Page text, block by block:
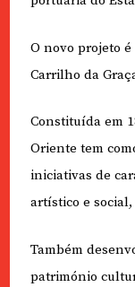
O novo projeto
Carrilho da
Constituída em
Oriente tem
iniciativas de
artístico e
Também
património